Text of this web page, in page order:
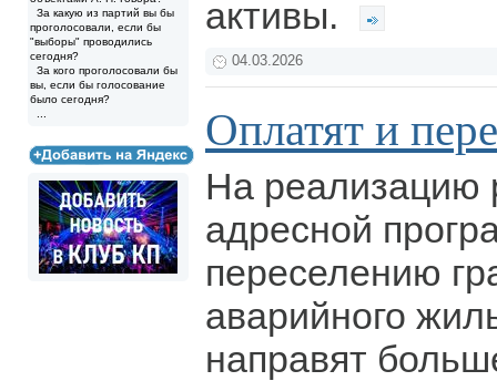
За какую из партий вы бы
проголосовали, если бы
"выборы" проводились
сегодня?
За кого проголосовали бы
вы, если бы голосование
было сегодня?
активы.
04.03.2026
Оплатят и
На реализацию
адресной
переселению
аварийного
направят